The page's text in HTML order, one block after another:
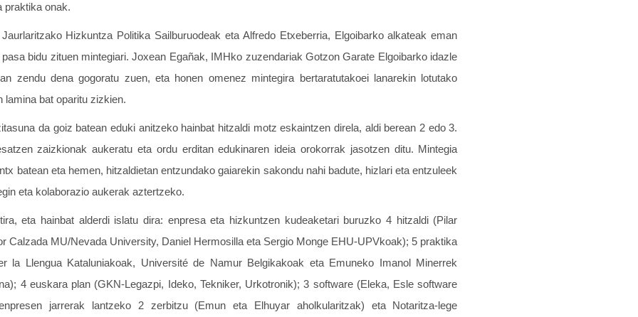
praktika onak.
Hizkuntza Politika Sailburuodeak eta Alfredo Etxeberria, Elgoibarko alkateak eman
bidu zituen mintegiari. Joxean Egañak, IMHko zuzendariak Gotzon Garate Elgoibarko idazle
zendu dena gogoratu zuen, eta honen omenez mintegira bertaratutakoei lanarekin lotutako
lamina bat oparitu zizkien.
da goiz batean eduki anitzeko hainbat hitzaldi motz eskaintzen direla, aldi berean 2 edo 3.
zaizkionak aukeratu eta ordu erditan edukinaren ideia orokorrak jasotzen ditu. Mintegia
batean eta hemen, hitzaldietan entzundako gaiarekin sakondu nahi badute, hizlari eta entzuleek
eta kolaborazio aukerak aztertzeko.
eta hainbat alderdi islatu dira: enpresa eta hizkuntzen kudeaketari buruzko 4 hitzaldi (Pilar
Calzada MU/Nevada University, Daniel Hermosilla eta Sergio Monge EHU-UPVkoak); 5 praktika
la Llengua Kataluniakoak, Université de Namur Belgikakoak eta Emuneko Imanol Minerrek
4 euskara plan (GKN-Legazpi, Ideko, Tekniker, Urkotronik); 3 software (Eleka, Esle software
jarrerak lantzeko 2 zerbitzu (Emun eta Elhuyar aholkularitzak) eta Notaritza-lege